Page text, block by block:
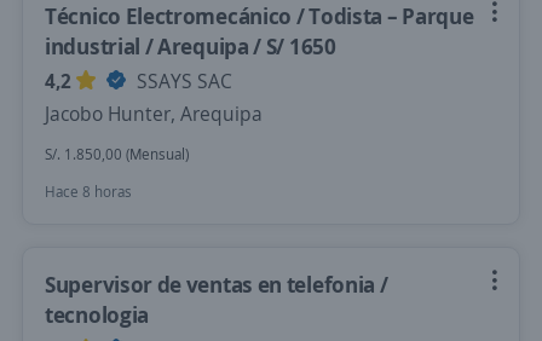
Técnico Electromecánico / Todista – Parque
industrial / Arequipa / S/ 1650
4,2
SSAYS SAC
Jacobo Hunter, Arequipa
S/. 1.850,00 (Mensual)
Hace 8 horas
Supervisor de ventas en telefonia /
tecnologia